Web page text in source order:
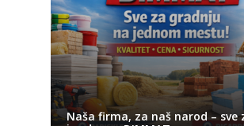
Naša firma, za naš narod – sve